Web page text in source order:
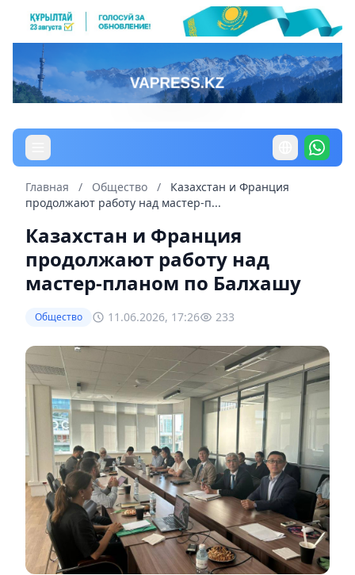
Главная / Общество /
Казахстан и Франция
продолжают работу над мастер-п...
Казахстан и Франция
продолжают работу над
мастер-планом по Балхашу
Общество 11.06.2026, 17:26 233